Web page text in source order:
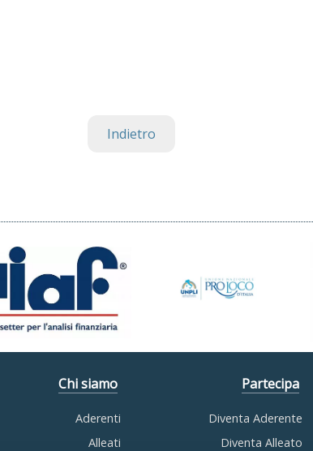
Indietro
Chi siamo
Aderenti
Alleati
Partecipa
Diventa Aderente
Diventa Alleato